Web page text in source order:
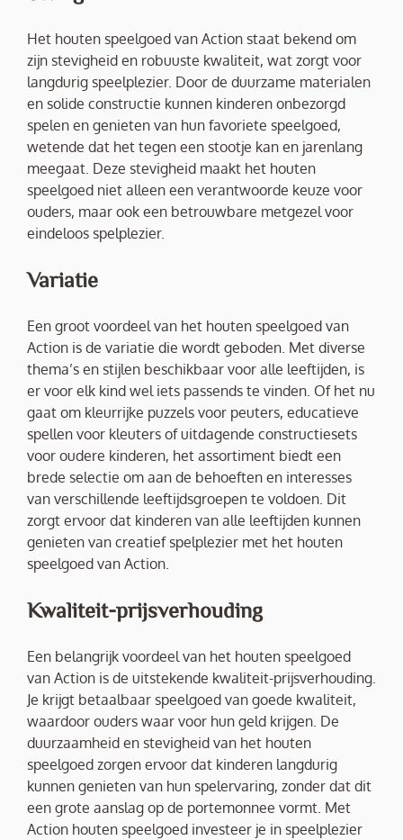
Het houten speelgoed van Action staat bekend om
zijn stevigheid en robuuste kwaliteit, wat zorgt voor
langdurig speelplezier. Door de duurzame materialen
en solide constructie kunnen kinderen onbezorgd
spelen en genieten van hun favoriete speelgoed,
wetende dat het tegen een stootje kan en jarenlang
meegaat. Deze stevigheid maakt het houten
speelgoed niet alleen een verantwoorde keuze voor
ouders, maar ook een betrouwbare metgezel voor
eindeloos spelplezier.
Variatie
Een groot voordeel van het houten speelgoed van
Action is de variatie die wordt geboden. Met diverse
thema’s en stijlen beschikbaar voor alle leeftijden, is
er voor elk kind wel iets passends te vinden. Of het nu
gaat om kleurrijke puzzels voor peuters, educatieve
spellen voor kleuters of uitdagende constructiesets
voor oudere kinderen, het assortiment biedt een
brede selectie om aan de behoeften en interesses
van verschillende leeftijdsgroepen te voldoen. Dit
zorgt ervoor dat kinderen van alle leeftijden kunnen
genieten van creatief spelplezier met het houten
speelgoed van Action.
Kwaliteit-prijsverhouding
Een belangrijk voordeel van het houten speelgoed
van Action is de uitstekende kwaliteit-prijsverhouding.
Je krijgt betaalbaar speelgoed van goede kwaliteit,
waardoor ouders waar voor hun geld krijgen. De
duurzaamheid en stevigheid van het houten
speelgoed zorgen ervoor dat kinderen langdurig
kunnen genieten van hun spelervaring, zonder dat dit
een grote aanslag op de portemonnee vormt. Met
Action houten speelgoed investeer je in speelplezier